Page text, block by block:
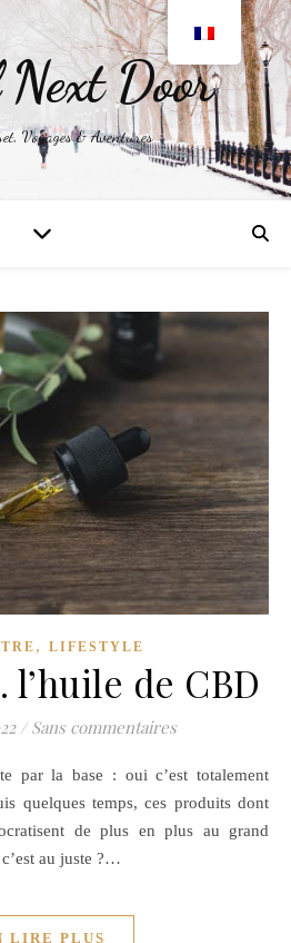
Door
Voyages & Aventures
, LIFESTYLE
l’huile de CBD
/ Sans commentaires
quelques temps, ces produits dont
de plus en plus au grand
au juste ?…
LIRE PLUS